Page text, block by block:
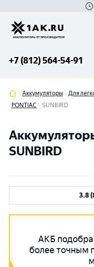
+7 (812) 564-54-91
Аккумуляторы Для
PONTIAC
SUNBIRD
SUNBIRD
3.8
АКБ
более точным
Гатчина